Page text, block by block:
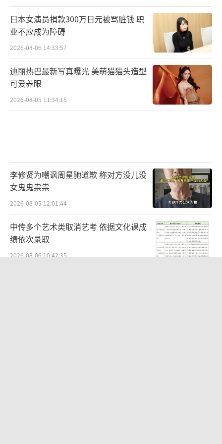
日本女演员捐款300万日元被骂脏钱 职
业不应成为障碍
2026-08-06 14:33:57
迪丽热巴最新写真曝光 美萌猫猫头造型
可爱养眼
2026-08-05 11:34:16
李修贤为嘲讽周星驰道歉 称对方没儿没
女鬼鬼祟祟
2026-08-05 12:01:44
中传多个艺术类取消艺考 依据文化课成
绩依次录取
2026-08-06 10:42:35